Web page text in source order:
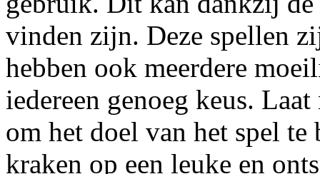
vinden zijn. Deze spellen
hebben ook meerdere
iedereen genoeg keus.
om het doel van het spel te
kraken op een leuke en